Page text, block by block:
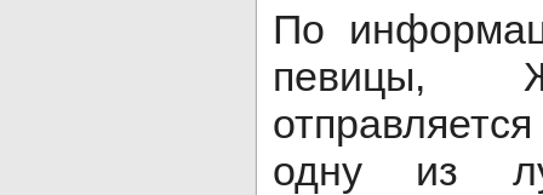
По
певицы,
одну из